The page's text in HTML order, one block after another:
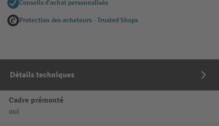
Conseils d'achat personnalisés
Protection des acheteurs - Trusted Shops
Détails techniques
Cadre prémonté
oui